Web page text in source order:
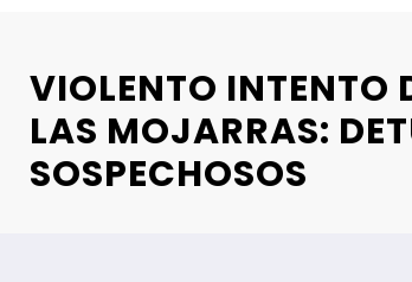
VIOLENTO INTENTO
LAS MOJARRAS:
SOSPECHOSOS